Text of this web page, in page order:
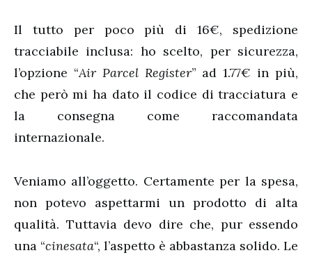
Il tutto per poco più di 16€, spedizione
tracciabile inclusa: ho scelto, per sicurezza,
l’opzione “Air Parcel Register” ad 1.77€ in più,
che però mi ha dato il codice di tracciatura e
la consegna come raccomandata
internazionale.
Veniamo all’oggetto. Certamente per la spesa,
non potevo aspettarmi un prodotto di alta
qualità. Tuttavia devo dire che, pur essendo
una “cinesata“, l’aspetto è abbastanza solido. Le